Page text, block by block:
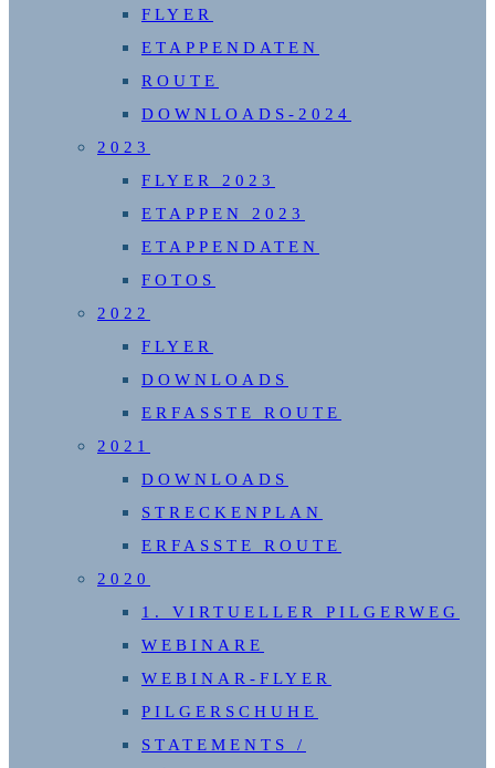
FLYER
ETAPPENDATEN
ROUTE
DOWNLOADS-2024
2023
FLYER 2023
ETAPPEN 2023
ETAPPENDATEN
FOTOS
2022
FLYER
DOWNLOADS
ERFASSTE ROUTE
2021
DOWNLOADS
STRECKENPLAN
ERFASSTE ROUTE
2020
1. VIRTUELLER PILGERWEG
WEBINARE
WEBINAR-FLYER
PILGERSCHUHE
STATEMENTS /